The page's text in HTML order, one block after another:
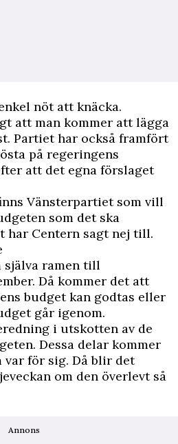
nöt att knäcka.
att man kommer att lägga
Partiet har också framfört
på regeringens
att det egna förslaget
Vänsterpartiet som vill
som det ska
har Centern sagt nej till.
själva ramen till
Då kommer det att
budget kan godtas eller
går igenom.
i utskotten av de
Dessa delar kommer
var för sig. Då blir det
om den överlevt så
Annons